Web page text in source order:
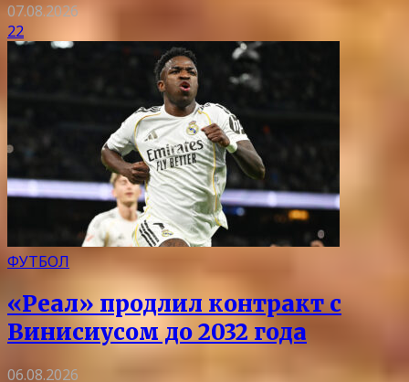
07.08.2026
22
ФУТБОЛ
«Реал» продлил контракт с
Винисиусом до 2032 года
06.08.2026